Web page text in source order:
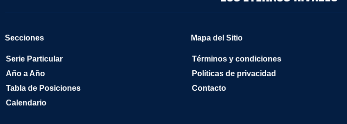
Secciones
Serie Particular
Año a Año
Tabla de Posiciones
Calendario
Mapa del Sitio
Términos y condiciones
Políticas de privacidad
Contacto